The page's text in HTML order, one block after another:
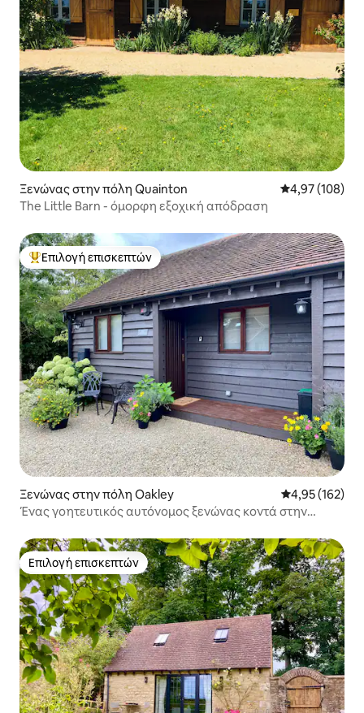
Ξενώνας στην πόλη Quainton Μέση
4,97 (108)
The Little Barn - όμορφη εξοχική απόδραση
Κορυφαία επιλογή επισκεπτών
Επιλογή επισκεπτών
Ξενώνας στην πόλη Oakley Μέση
4,95 (162)
Ένας γοητευτικός αυτόνομος ξενώνας κοντά στην
Επιλογή επισκεπτών
Επιλογή επισκεπτών